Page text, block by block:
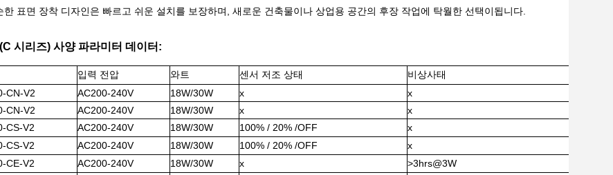
한 표면 장착 디자인은 빠르고 쉬운 설치를 보장하며, 새로운 건축물이나 상업용 공간의 후장 작업에 탁월한 선택이됩니다.
시리즈) 사양 파라미터 데이터:
입력 전압 와트 센서 저조 상태
비상사태
CN-V2
AC200-240V 18W/30W x
x
CN-V2
AC200-240V 18W/30W x
x
CS-V2
AC200-240V 18W/30W 100% / 20% /OFF
x
CS-V2
AC200-240V 18W/30W 100% / 20% /OFF
x
CE-V2
AC200-240V 18W/30W x
>3hrs@3W